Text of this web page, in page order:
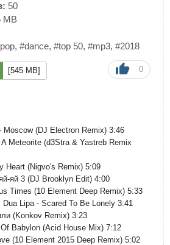
50
MB
, #dance, #top 50, #mp3, #2018
[545 MB] 0
Moscow (DJ Electron Remix) 3:46
Meteorite (d3Stra & Yastreb Remix
Heart (Nigvo's Remix) 5:09
яй 3 (DJ Brooklyn Edit) 4:00
Times (10 Element Deep Remix) 5:33
Lipa - Scared To Be Lonely 3:41
(Konkov Remix) 3:23
Babylon (Acid House Mix) 7:12
(10 Element 2015 Deep Remix) 5:02